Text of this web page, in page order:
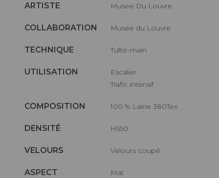
ARTISTE Musee Du Louvre
COLLABORATION Musée du Louvre
TECHNIQUE Tufté-main
UTILISATION
Escalier
Trafic intensif
COMPOSITION 100 % Laine 380Tex
DENSITÉ H550
VELOURS Velours coupé
ASPECT Mat